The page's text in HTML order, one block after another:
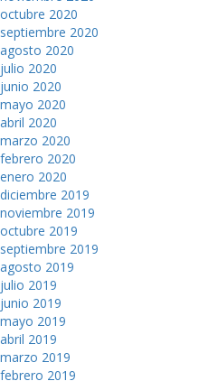
octubre 2020
septiembre 2020
agosto 2020
julio 2020
junio 2020
mayo 2020
abril 2020
marzo 2020
febrero 2020
enero 2020
diciembre 2019
noviembre 2019
octubre 2019
septiembre 2019
agosto 2019
julio 2019
junio 2019
mayo 2019
abril 2019
marzo 2019
febrero 2019